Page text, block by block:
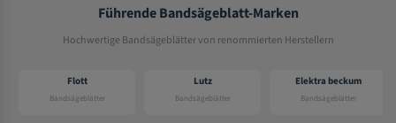
Führende Bandsägeblatt-Marken
Hochwertige Bandsägeblätter von renommierten Herstellern
Flott
Bandsägeblätter
Lutz
Bandsägeblätter
Elektra beckum
Bandsägeblätter